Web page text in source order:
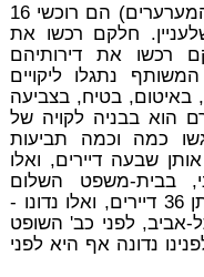
2. המערערים שלפנינו (הדיירים או המערערים) הם רוכשי 16
שלעניין. חלקם רכשו את
רכשו את דירותיהם
נתגלו ליקויים
באיטום, בטיח, בצביעה
הוא בבניה לקויה של
כמה וכמה תביעות
שבעה דיירים, ואלו
בבית-משפט השלום
בתל-אביב. שלוש תביעות, הגישו אותן 36 דיירים, ואלו נדונו -
אביב, לפני כב' השופט
נדונה אף היא לפני